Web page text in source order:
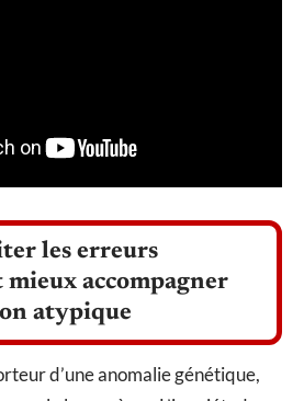
les erreurs
accompagner
atypique
d’une anomalie génétique,